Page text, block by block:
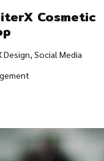
Cosmetic
Design, Social Media